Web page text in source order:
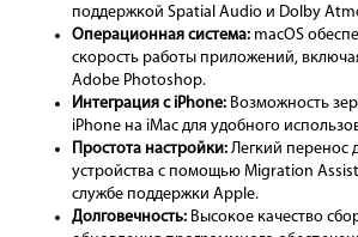
поддержкой Spatial Audio и Dolby
Операционная система: macOS
скорость работы приложений,
Adobe Photoshop.
Интеграция с iPhone: Возможность
iPhone на iMac для удобного
Простота настройки: Легкий перенос
устройства с помощью Migration
службе поддержки Apple.
Долговечность: Высокое качество